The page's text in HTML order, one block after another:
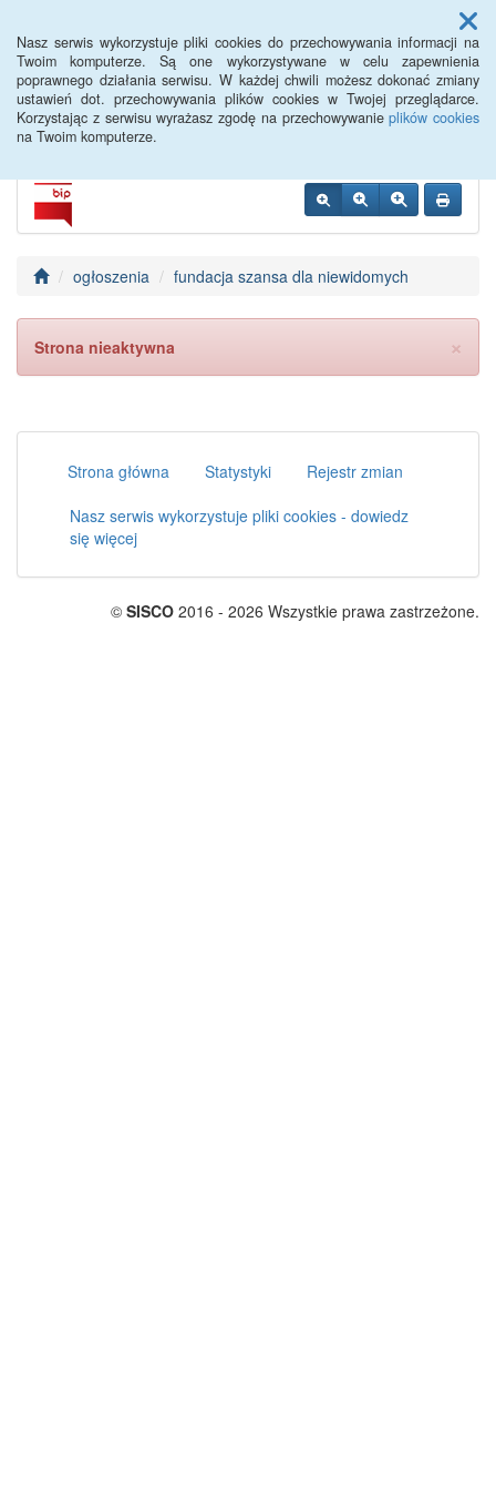
Nasz serwis wykorzystuje pliki cookies do przechowywania informacji na
Twoim komputerze. Są one wykorzystywane w celu zapewnienia
poprawnego działania serwisu. W każdej chwili możesz dokonać zmiany
ustawień dot. przechowywania plików cookies w Twojej przeglądarce.
Korzystając z serwisu wyrażasz zgodę na przechowywanieplików cookies
na Twoim komputerze.
Menu
Siemiatycze PUP
ogłoszenia fundacja szansa dla niewidomych
×
Strona nieaktywna
Strona główna Statystyki
Rejestr zmian
Nasz serwis wykorzystuje pliki cookies - dowiedz
się więcej
© SISCO 2016 - 2026 Wszystkie prawa zastrzeżone.